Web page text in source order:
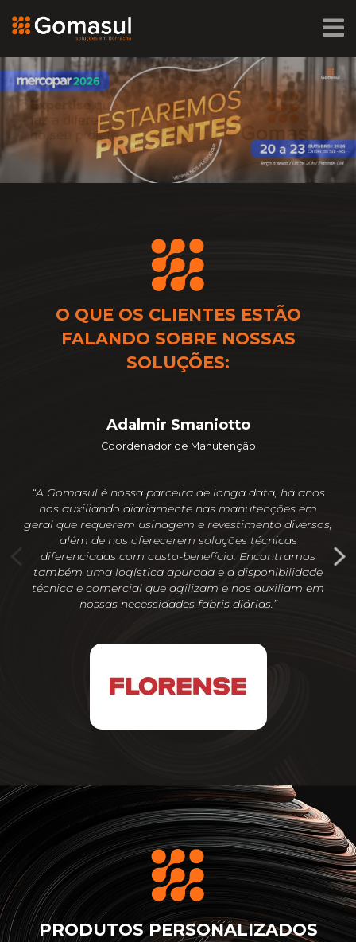
O QUE OS CLIENTES ESTÃO
FALANDO SOBRE NOSSAS
SOLUÇÕES:
Adalmir Smaniotto
Coordenador de Manutenção
“A Gomasul é nossa parceira de longa data, há anos
nos auxiliando diariamente nas manutenções em
geral que requerem usinagem e revestimento diversos,
além de nos oferecerem soluções técnicas
diferenciadas com custo-benefício. Encontramos
também uma logística apurada e a disponibilidade
técnica e comercial que agilizam e nos auxiliam em
nossas necessidades fabris diárias.”
PRODUTOS PERSONALIZADOS